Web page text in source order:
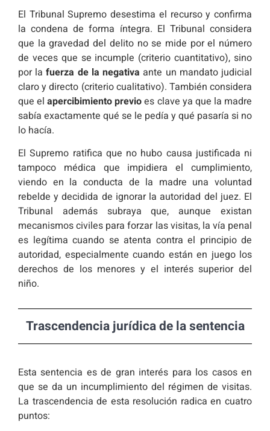
El Tribunal Supremo desestima el recurso y confirma
la condena de forma íntegra. El Tribunal considera
que la gravedad del delito no se mide por el número
de veces que se incumple (criterio cuantitativo), sino
por lafuerza de la negativa ante un mandato judicial
claro y directo (criterio cualitativo). También considera
que elapercibimiento previoes clave ya que la madre
sabía exactamente qué se le pedía y qué pasaría si no
lo hacía.
El Supremo ratifica que no hubo causa justificada ni
tampoco médica que impidiera el cumplimiento,
viendo en la conducta de la madre una voluntad
rebelde y decidida de ignorar la autoridad del juez. El
Tribunal además subraya que, aunque existan
mecanismos civiles para forzar las visitas, la vía penal
es legítima cuando se atenta contra el principio de
autoridad, especialmente cuando están en juego los
derechos de los menores y el interés superior del
niño.
Trascendencia jurídica de la sentencia
Esta sentencia es de gran interés para los casos en
que se da un incumplimiento del régimen de visitas.
La trascendencia de esta resolución radica en cuatro
puntos: